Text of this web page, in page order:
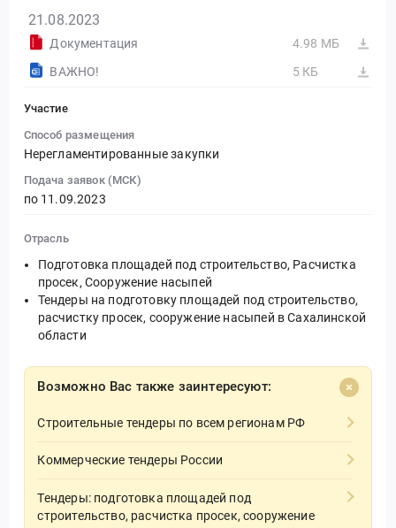
21.08.2023
Документация
4.98 МБ
ВАЖНО!
5 КБ
Участие
Способ размещения
Нерегламентированные закупки
Подача заявок (МСК)
по 11.09.2023
Отрасль
Подготовка площадей под строительство, Расчистка
просек, Сооружение насыпей
Тендеры на подготовку площадей под строительство,
расчистку просек, сооружение насыпей в Сахалинской
области
Возможно Вас также заинтересуют:
Строительные тендеры по всем регионам РФ
Коммерческие тендеры России
Тендеры: подготовка площадей под
строительство, расчистка просек, сооружение